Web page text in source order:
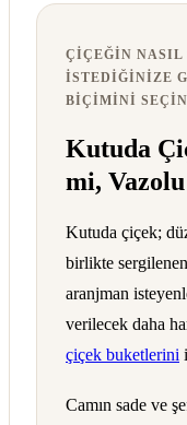
ÇIÇEĞIN NASIL
ISTEDIĞINIZE
BIÇIMINI SEÇIN
Kutuda
mi,
Kutuda çiçek;
birlikte
aranjman
verilecek daha
çiçek buketlerini
Camın sade ve